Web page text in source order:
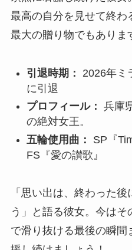
最高の自分を見せて終わ
最大の贈り物でもありま
引退時期：
2026年ミ
に引退
プロフィール： 兵庫
の絶対女王。
五輪使用曲：
SP『
FS『愛の讃歌』
「思い出は、終わった
う」と語る彼女。今は
で滑り抜ける最後の瞬